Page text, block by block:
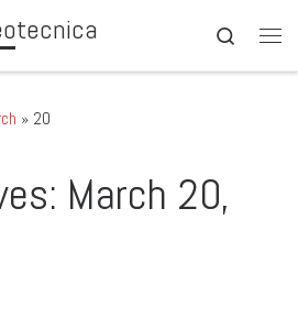
Search
» 20
March 20,